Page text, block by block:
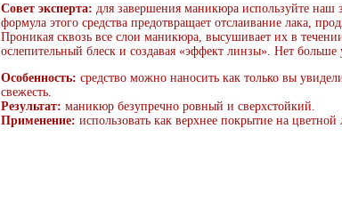
Совет эксперта: для завершения маникюра используйте наш
формула этого средства предотвращает отслаивание лака,
Проникая сквозь все слои маникюра, высушивает их в
ослепительный блеск и создавая «эффект линзы». Нет больше
Особенность: средство можно наносить как только вы
свежесть.
Результат: маникюр безупречно ровный и сверхстойкий.
Применение: использовать как верхнее покрытие на цветной